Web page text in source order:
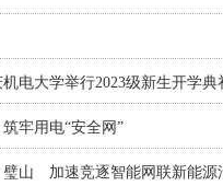
电大学举行2023级新生开学
牢用电“安全网”
璧山 加速竞逐智能网联新能